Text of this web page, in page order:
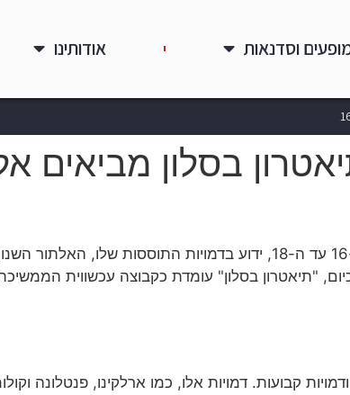
וסדנאות אודותינו
בסלון מביאים
קומדיה דל'ארטה, ז'אנר תיאטרלי איטלקי ששגשג במאות ה-16 עד ה-18,
"תיאטרון בסלון" עומדת כקבוצה עכשווית
קבועות. דמויות אלו, כמו ארלקינו, פנטלונה